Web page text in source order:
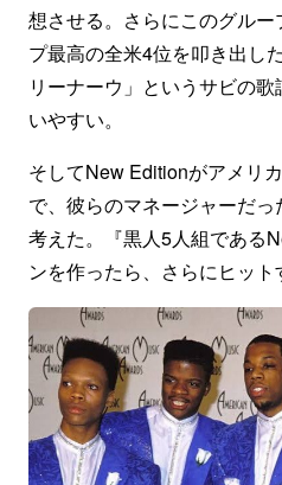
想させる。さらにこのグル
プ最高の全米4位を叩き出し
リーナーウ」というサビの
いやすい。
そしてNew Editionがアメリ
で、彼らのマネージャーだ
考えた。『黒人5人組である
ンを作ったら、さらにヒット